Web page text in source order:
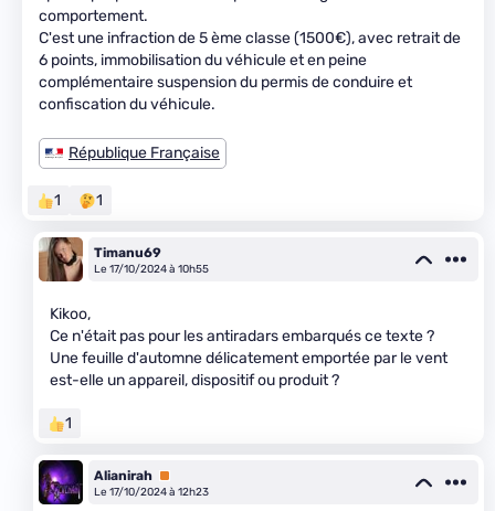
comportement.
C'est une infraction de 5 ème classe (1500€), avec retrait de
6 points, immobilisation du véhicule et en peine
complémentaire suspension du permis de conduire et
confiscation du véhicule.
République Française
1 1
Timanu69
Le 17/10/2024 à 10h55
Kikoo,
Ce n'était pas pour les antiradars embarqués ce texte ?
Une feuille d'automne délicatement emportée par le vent
est-elle un appareil, dispositif ou produit ?
1
Alianirah Premium
Le 17/10/2024 à 12h23